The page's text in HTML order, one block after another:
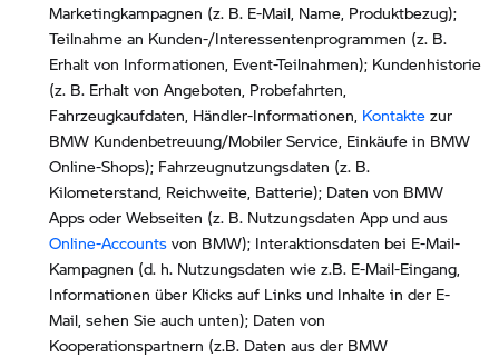
Marketingkampagnen (z. B. E-Mail, Name, Produktbezug);
Teilnahme an Kunden-/Interessentenprogrammen (z. B.
Erhalt von Informationen, Event-Teilnahmen); Kundenhistorie
(z. B. Erhalt von Angeboten, Probefahrten,
Fahrzeugkaufdaten, Händler-Informationen, Kontakte zur
BMW Kundenbetreuung/Mobiler Service, Einkäufe in BMW
Online-Shops); Fahrzeugnutzungsdaten (z. B.
Kilometerstand, Reichweite, Batterie); Daten von BMW
Apps oder Webseiten (z. B. Nutzungsdaten App und aus
Online-Accounts von BMW); Interaktionsdaten bei E-Mail-
Kampagnen (d. h. Nutzungsdaten wie z.B. E-Mail-Eingang,
Informationen über Klicks auf Links und Inhalte in der E-
Mail, sehen Sie auch unten); Daten von
Kooperationspartnern (z.B. Daten aus der BMW